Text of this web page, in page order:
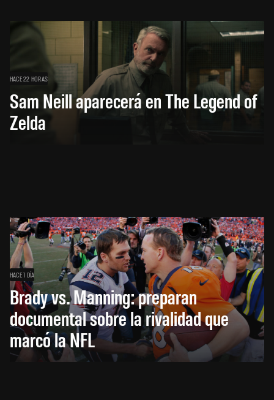
HACE 22 HORAS
Sam Neill aparecerá en The Legend of
Zelda
HACE 1 DÍA
Brady vs. Manning: preparan
documental sobre la rivalidad que
marcó la NFL